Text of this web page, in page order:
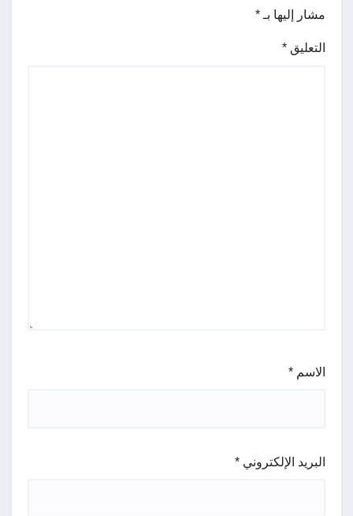
مشار إليها بـ *
التعليق *
الاسم *
البريد الإلكتروني *